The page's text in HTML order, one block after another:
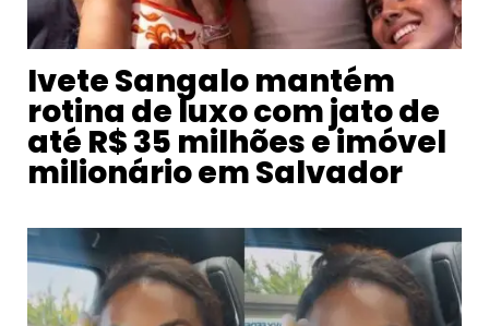
Ivete Sangalo mantém
rotina de luxo com jato de
até R$ 35 milhões e imóvel
milionário em Salvador